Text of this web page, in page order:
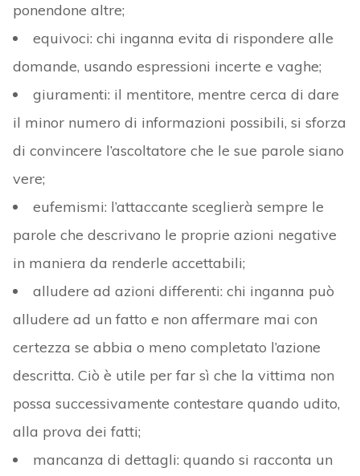
ponendone altre;
equivoci: chi inganna evita di rispondere alle
domande, usando espressioni incerte e vaghe;
giuramenti: il mentitore, mentre cerca di dare
il minor numero di informazioni possibili, si sforza
di convincere l’ascoltatore che le sue parole siano
vere;
eufemismi: l’attaccante sceglierà sempre le
parole che descrivano le proprie azioni negative
in maniera da renderle accettabili;
alludere ad azioni differenti: chi inganna può
alludere ad un fatto e non affermare mai con
certezza se abbia o meno completato l’azione
descritta. Ciò è utile per far sì che la vittima non
possa successivamente contestare quando udito,
alla prova dei fatti;
mancanza di dettagli: quando si racconta un